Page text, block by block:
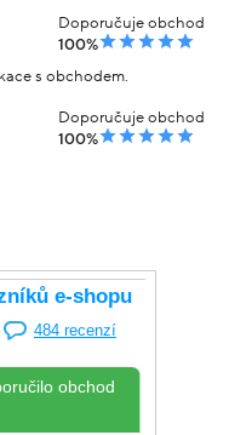
Doporučuje obchod
100%
s obchodem.
Doporučuje obchod
100%